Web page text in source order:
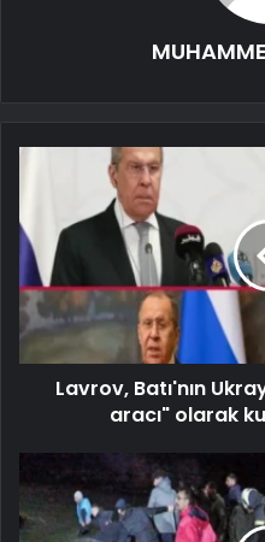
Lavrov, Batı'nın
aracı" olarak